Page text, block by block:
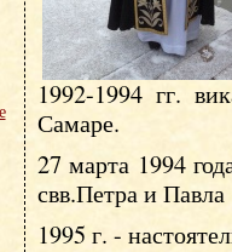
1992-1994 гг.
Самаре.
27 марта 1994
свв.Петра и
1995 г. -